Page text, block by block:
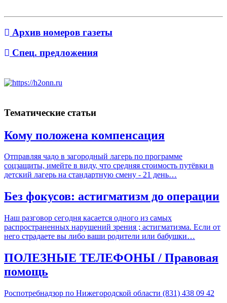
Архив номеров газеты
Спец. предложения
Тематические статьи
Кому положена компенсация
Отправляя чадо в загородный лагерь по программе
соцзащиты, имейте в виду, что средняя стоимость путёвки в
детский лагерь на стандартную смену - 21 день…
Без фокусов: астигматизм до операции
Наш разговор сегодня касается одного из самых
распространенных нарушений зрения ; астигматизма. Если от
него страдаете вы либо ваши родители или бабушки…
ПОЛЕЗНЫЕ ТЕЛЕФОНЫ / Правовая
помощь
Роспотребнадзор по Нижегородской области (831) 438 09 42